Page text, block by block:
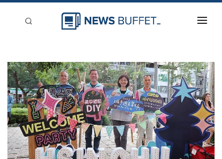
新聞稿分類
登入
刊登